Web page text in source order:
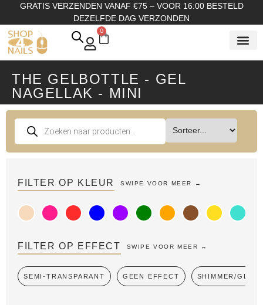
GRATIS VERZENDEN VANAF €75 – VOOR 16:00 BESTELD
DEZELFDE DAG VERZONDEN
0
THE GELBOTTLE - GEL
NAGELLAK - MINI
FILTER OP KLEUR
FILTER OP EFFECT
SEMI-TRANSPARANT GEEN EFFECT SHIMMER/